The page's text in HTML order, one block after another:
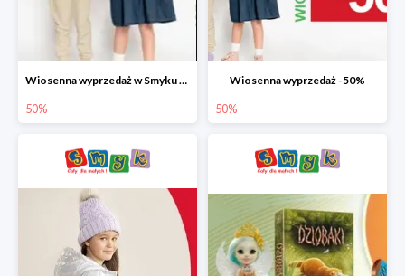
Wiosenna wyprzedaż w Smyku do -50%
50%
Wiosenna wyprzedaż -50%
50%